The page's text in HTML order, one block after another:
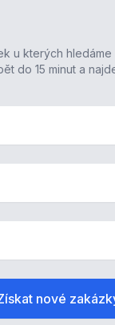
u kterých hledáme
do 15 minut a
nové